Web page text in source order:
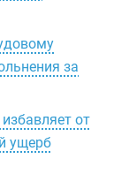
за
от
ущерб